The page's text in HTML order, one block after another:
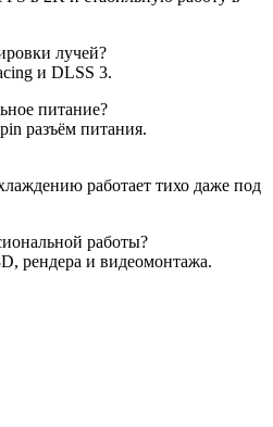
лучей?
и DLSS 3.
питание?
разъём питания.
работает тихо даже под
работы?
рендера и видеомонтажа.